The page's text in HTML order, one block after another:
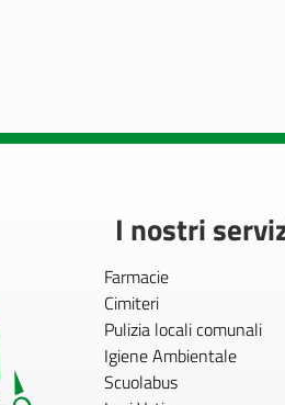
I nostri
Farmacie
Cimiteri
Pulizia locali comunali
Igiene Ambientale
Scuolabus